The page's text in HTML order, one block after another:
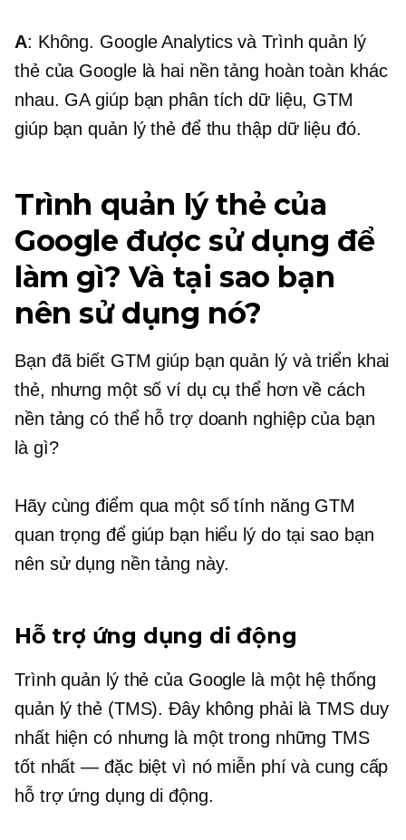
A: Không. Google Analytics và Trình quản lý
thẻ của Google là hai nền tảng hoàn toàn khác
nhau. GA giúp bạn phân tích dữ liệu, GTM
giúp bạn quản lý thẻ để thu thập dữ liệu đó.
Trình quản lý thẻ của
Google được sử dụng để
làm gì? Và tại sao bạn
nên sử dụng nó?
Bạn đã biết GTM giúp bạn quản lý và triển khai
thẻ, nhưng một số ví dụ cụ thể hơn về cách
nền tảng có thể hỗ trợ doanh nghiệp của bạn
là gì?
Hãy cùng điểm qua một số tính năng GTM
quan trọng để giúp bạn hiểu lý do tại sao bạn
nên sử dụng nền tảng này.
Hỗ trợ ứng dụng di động
Trình quản lý thẻ của Google là một hệ thống
quản lý thẻ (TMS). Đây không phải là TMS duy
nhất hiện có nhưng là một trong những TMS
tốt nhất — đặc biệt vì nó miễn phí và cung cấp
hỗ trợ ứng dụng di động.